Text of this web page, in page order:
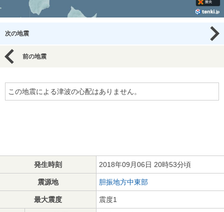
次の地震
前の地震
この地震による津波の心配はありません。
発生時刻 2018年09月06日 20時53分頃
震源地 胆振地方中東部
最大震度 震度1